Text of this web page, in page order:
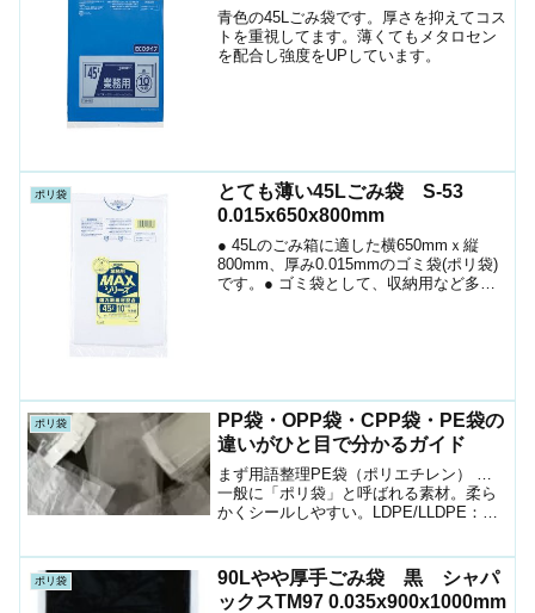
青色の45Lごみ袋です。厚さを抑えてコス
トを重視してます。薄くてもメタロセン
を配合し強度をUPしています。
ポリ袋
とても薄い45Lごみ袋 S-53
0.015x650x800mm
● 45Lのごみ箱に適した横650mmｘ縦
800mm、厚み0.015mmのゴミ袋(ポリ袋)
です。● ゴミ袋として、収納用など多目
ポリ袋
PP袋・OPP袋・CPP袋・PE袋の
違いがひと目で分かるガイド
まず用語整理PE袋（ポリエチレン） …
一般に「ポリ袋」と呼ばれる素材。柔ら
かくシールしやすい。LDPE/LLDPE：柔
り薄くても強い。レジ袋やスーパーのロ
ール袋でお...
ポリ袋
90Lやや厚手ごみ袋 黒 シャパ
ックスTM97 0.035x900x1000mm